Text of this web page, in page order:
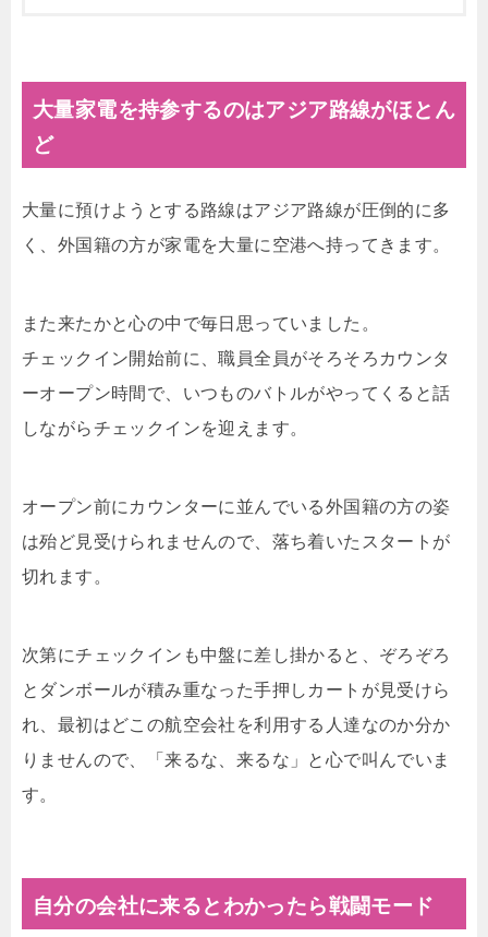
大量家電を持参するのはアジア路線がほとん
ど
大量に預けようとする路線はアジア路線が圧倒的に多
く、外国籍の方が家電を大量に空港へ持ってきます。
また来たかと心の中で毎日思っていました。
チェックイン開始前に、職員全員がそろそろカウンタ
ーオープン時間で、いつものバトルがやってくると話
しながらチェックインを迎えます。
オープン前にカウンターに並んでいる外国籍の方の姿
は殆ど見受けられませんので、落ち着いたスタートが
切れます。
次第にチェックインも中盤に差し掛かると、ぞろぞろ
とダンボールが積み重なった手押しカートが見受けら
れ、最初はどこの航空会社を利用する人達なのか分か
りませんので、「来るな、来るな」と心で叫んでいま
す。
自分の会社に来るとわかったら戦闘モード